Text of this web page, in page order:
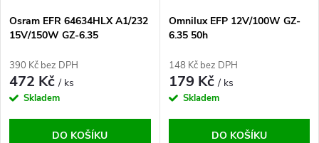
Osram EFR 64634HLX A1/232
15V/150W GZ-6.35
390 Kč bez DPH
472 Kč/ ks
Skladem
DO KOŠÍKU
Omnilux EFP 12V/100W GZ-
6.35 50h
148 Kč bez DPH
179 Kč/ ks
Skladem
DO KOŠÍKU